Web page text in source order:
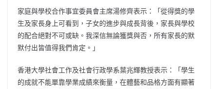
家庭與學校合作事宜委員會主席湯修齊表示：「從得獎的學
生及家長身上可看到，子女的進步與成長背後，家長與學校
的配合絕對不可或缺。我深信無論獲獎與否，所有家長的默
默付出皆值得我們肯定。」
香港大學社會工作及社會行政學系葉兆輝教授表示：「學生
的成就不能單靠學業成績來衡量，在體藝和品格方面有顯著